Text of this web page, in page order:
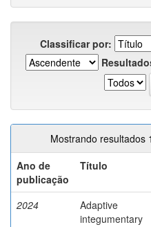
Classificar por:
Mostrando resultados
Ano de
publicação
Título
2024
Adaptive
integumentary